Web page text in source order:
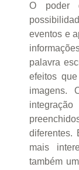
O poder
eventos e
palavra
efeitos
imagens.
diferentes.
mais
também